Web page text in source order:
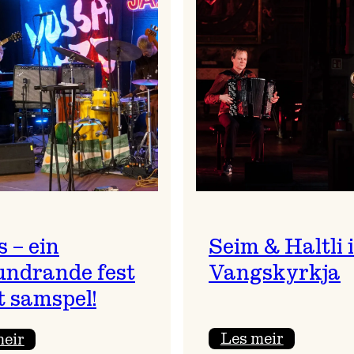
– ein
fest
samspel!
:
Seim & Haltli i
Vangskyrkja
Les meir: